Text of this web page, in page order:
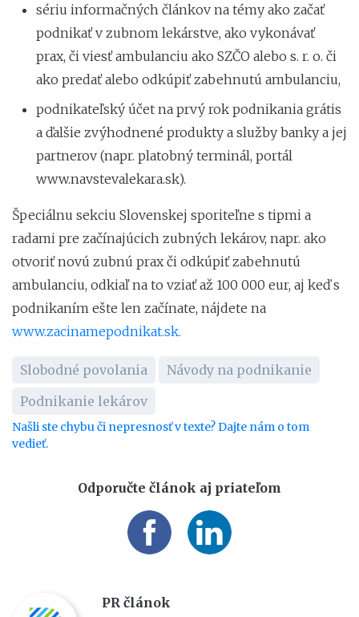
sériu informačných článkov na témy ako začať
podnikať v zubnom lekárstve, ako vykonávať
prax, či viesť ambulanciu ako SZČO alebo s. r. o. či
ako predať alebo odkúpiť zabehnutú ambulanciu,
podnikateľský účet na prvý rok podnikania grátis
a ďalšie zvýhodnené produkty a služby banky a jej
partnerov (napr. platobný terminál, portál
www.navstevalekara.sk).
Špeciálnu sekciu Slovenskej sporiteľne s tipmi a
radami pre začínajúcich zubných lekárov, napr. ako
otvoriť novú zubnú prax či odkúpiť zabehnutú
ambulanciu, odkiaľ na to vziať až 100 000 eur, aj keď s
podnikaním ešte len začínate, nájdete na
www.zacinamepodnikat.sk.
Slobodné povolania
Návody na podnikanie
Podnikanie lekárov
Našli ste chybu či nepresnosť v texte? Dajte nám o tom
vedieť.
Odporučte článok aj priateľom
PR článok